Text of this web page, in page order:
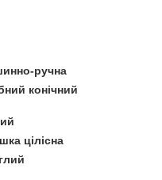
ручна
конічний
цілісна